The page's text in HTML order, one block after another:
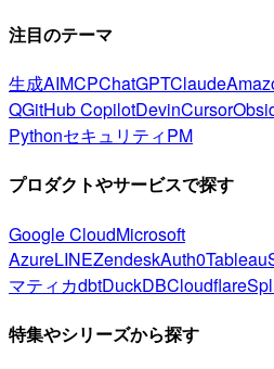
注目のテーマ
生成AIMCPChatGPTClaude
QGitHub CopilotDevinCursor
PythonセキュリティPM
プロダクトやサービスで探す
Google CloudMicrosoft
AzureLINEZendeskAuth0Tableau
マティカdbtDuckDBCloudflare
特集やシリーズから探す